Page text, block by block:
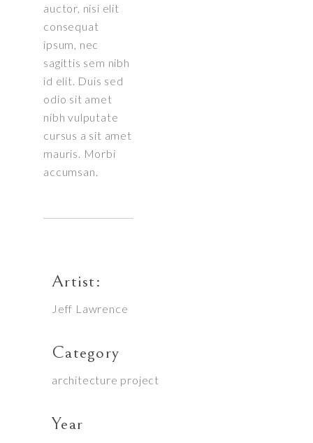
auctor, nisi elit
consequat
ipsum, nec
sagittis sem nibh
id elit. Duis sed
odio sit amet
nibh vulputate
cursus a sit amet
mauris. Morbi
accumsan.
Artist:
Jeff Lawrence
Category
architecture project
Year